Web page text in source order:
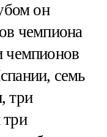
он
чемпиона
чемпионов
семь
три